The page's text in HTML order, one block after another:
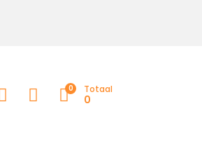
0 Totaal
0